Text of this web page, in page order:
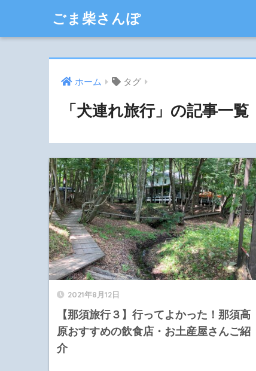
ごま柴さんぽ
ホーム タグ
「犬連れ旅行」の記事一覧
2021年8月12日
【那須旅行３】行ってよかった！那須高
原おすすめの飲食店・お土産屋さんご紹
介